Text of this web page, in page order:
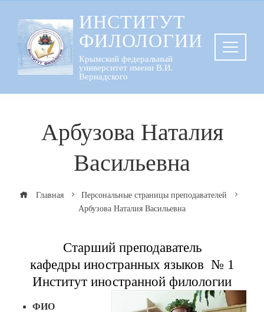
содержанию
ИНСТИТУТ
ФИЛОЛОГИИ
Крымский федеральный
университет имени В.И.
Вернадского
Арбузова Наталия
Васильевна
Главная
Персональные страницы преподавателей
Арбузова Наталия Васильевна
Старший преподаватель
кафедры иностранных языков № 1
Институт иностранной филологии
ФИО